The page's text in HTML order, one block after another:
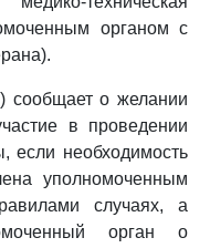
органом с
сообщает о желании
в проведении
если необходимость
уполномоченным
случаях, а
орган о